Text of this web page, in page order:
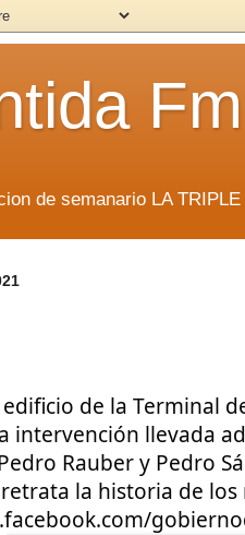
de semanario LA
de la Terminal
intervención llevada
Rauber y Pedro
la historia de los